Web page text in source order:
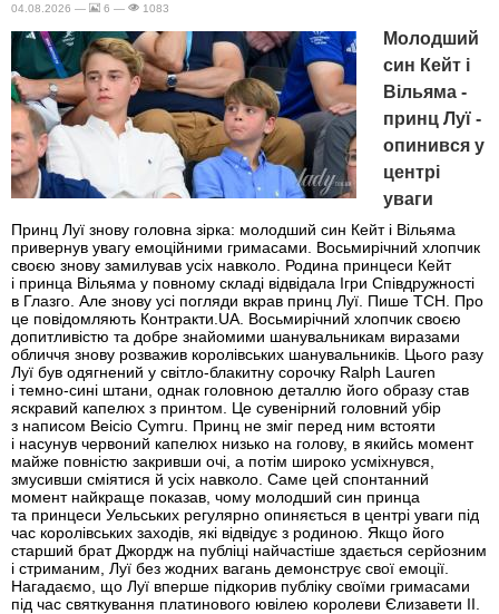
04.08.2026 — 6 — 1083
Молодший
син Кейт і
Вільяма -
принц Луї -
опинився у
центрі
уваги
Принц Луї знову головна зірка: молодший син Кейт і Вільяма
привернув увагу емоційними гримасами. Восьмирічний хлопчик
своєю знову замилував усіх навколо. Родина принцеси Кейт
і принца Вільяма у повному складі відвідала Ігри Співдружності
в Глазго. Але знову усі погляди вкрав принц Луї. Пише ТСН. Про
це повідомляють Контракти.UA. Восьмирічний хлопчик своєю
допитливістю та добре знайомими шанувальникам виразами
обличчя знову розважив королівських шанувальників. Цього разу
Луї був одягнений у світло-блакитну сорочку Ralph Lauren
і темно-сині штани, однак головною деталлю його образу став
яскравий капелюх з принтом. Це сувенірний головний убір
з написом Beicio Cymru. Принц не зміг перед ним встояти
і насунув червоний капелюх низько на голову, в якийсь момент
майже повністю закривши очі, а потім широко усміхнувся,
змусивши сміятися й усіх навколо. Саме цей спонтанний
момент найкраще показав, чому молодший син принца
та принцеси Уельських регулярно опиняється в центрі уваги під
час королівських заходів, які відвідує з родиною. Якщо його
старший брат Джордж на публіці найчастіше здається серйозним
і стриманим, Луї без жодних вагань демонструє свої емоції.
Нагадаємо, що Луї вперше підкорив публіку своїми гримасами
під час святкування платинового ювілею королеви Єлизавети II.